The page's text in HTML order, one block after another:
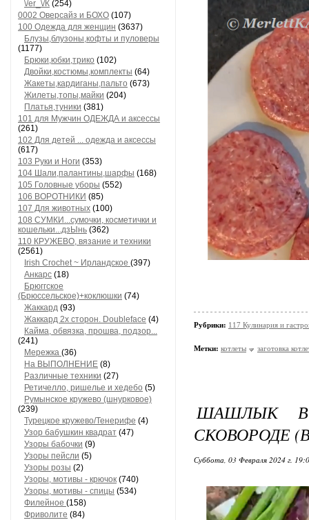
\/еr_\/К (254)
0002 Оверсайз и БОХО (107)
100 Одежда для женщин (3637)
Блузы,блузоны,кофты и пуловеры
(1177)
Брюки,юбки,трико (102)
Двойки,костюмы,комплекты (64)
Жакеты,кардиганы,пальто (673)
Жилеты,топы,майки (204)
Платья,туники (381)
101 для Мужчин ОДЕЖДА и аксессы
(261)
102 Для детей ... одежда и аксессы
(617)
103 Руки и Ноги (353)
104 Шали,палантины,шарфы (168)
105 Головные уборы (552)
106 ВОРОТНИКИ (85)
107 Для животных (100)
108 СУМКИ...сумочки, косметички и
кошельки...дзЫнь (362)
110 КРУЖЕВО, вязание и техники
(2561)
Irish Crochet ~ Ирландское (397)
Анкарс (18)
Брюггское
(Брюссельское)+коклюшки (74)
Жаккард (93)
Жаккард 2х сторон. Doubleface (4)
Кайма, обвязка, прошва, подзор...
(241)
Мережка (36)
На ВЫПОЛНЕНИЕ (8)
Различные техники (27)
Ретичелло, ришелье и хедебо (5)
Румынское кружево (шнурковое)
(239)
Турецкое кружево/Тенерифе (4)
Узор бабушкин квадрат (47)
Узоры бабочки (9)
Узоры пейсли (5)
Узоры розы (2)
Узоры, мотивы - крючок (740)
Узоры, мотивы - спицы (534)
Филейное (158)
Фриволите (84)
Рубрики: 117 Кулинария и
Метки: котлеты заготовка
ШАШЛЫК В
СКОВОРОДЕ
Суббота, 03 Февраля 2024 г.